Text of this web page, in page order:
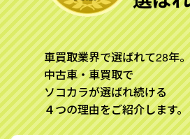
車買取業界で選ばれて28年
中古車・車買取で
ソコカラが選ばれ続ける
４つの理由をご紹介します。